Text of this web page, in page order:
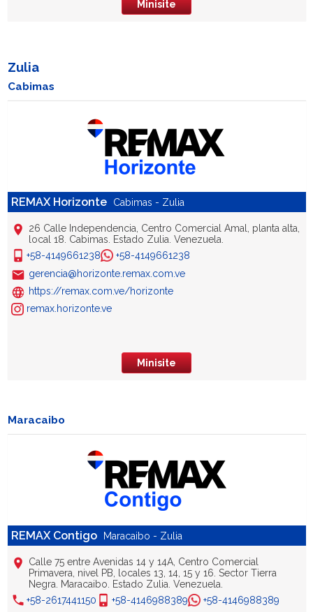
Minisite
Zulia
Cabimas
REMAX Horizonte Cabimas - Zulia
26 Calle Independencia, Centro Comercial Amal, planta alta,
local 18. Cabimas. Estado Zulia. Venezuela.
+58-4149661238
+58-4149661238
gerencia@horizonte.remax.com.ve
https://remax.com.ve/horizonte
remax.horizonte.ve
Minisite
Maracaibo
REMAX Contigo Maracaibo - Zulia
Calle 75 entre Avenidas 14 y 14A, Centro Comercial
Primavera, nivel PB, locales 13, 14, 15 y 16. Sector Tierra
Negra. Maracaibo. Estado Zulia. Venezuela.
+58-2617441150
+58-4146988389
+58-4146988389